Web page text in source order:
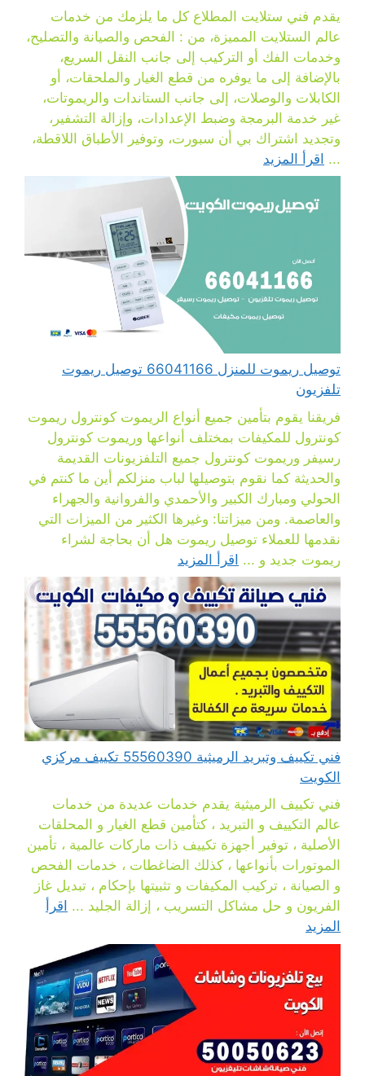
يقدم فني ستلايت المطلاع كل ما يلزمك من خدمات
عالم الستلايت المميزة، من : الفحص والصيانة والتصليح،
وخدمات الفك أو التركيب إلى جانب النقل السريع،
بالإضافة إلى ما يوفره من قطع الغيار والملحقات، أو
الكابلات والوصلات، إلى جانب الستاندات والريموتات،
غير خدمة البرمجة وضبط الإعدادات، وإزالة التشفير،
وتجديد اشتراك بي أن سبورت، وتوفير الأطباق اللاقطة،
... اقرأ المزيد
توصيل ريموت للمنزل 66041166 توصيل ريموت
تلفزيون
فريقنا يقوم بتأمين جميع أنواع الريموت كونترول ريموت
كونترول للمكيفات بمختلف أنواعها وريموت كونترول
رسيفر وريموت كونترول جميع التلفزيونات القديمة
والحديثة كما نقوم بتوصيلها لباب منزلكم أين ما كنتم في
الحولي ومبارك الكبير والأحمدي والفروانية والجهراء
والعاصمة. ومن ميزاتنا: وغيرها الكثير من الميزات التي
نقدمها للعملاء توصيل ريموت هل أن بحاجة لشراء
ريموت جديد و ... اقرأ المزيد
فني تكييف وتبريد الرميثية 55560390 تكييف مركزي
الكويت
فني تكييف الرميثية يقدم خدمات عديدة من خدمات
عالم التكييف و التبريد ، كتأمين قطع الغيار و المحلقات
الأصلية ، توفير أجهزة تكييف ذات ماركات عالمية ، تأمين
الموتورات بأنواعها ، كذلك الضاغطات ، خدمات الفحص
و الصيانة ، تركيب المكيفات و تثبيتها بإحكام ، تبديل غاز
الفريون و حل مشاكل التسريب ، إزالة الجليد ... اقرأ
المزيد